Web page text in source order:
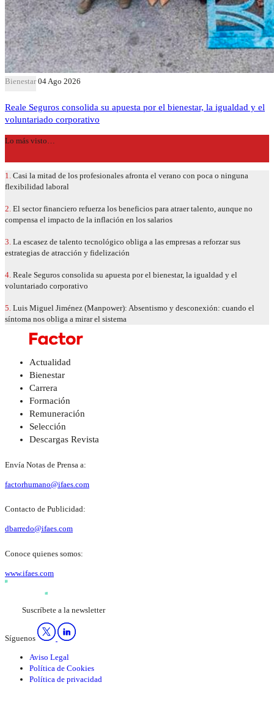
Bienestar 04 Ago 2026
Reale Seguros consolida su apuesta por el bienestar, la igualdad y el
voluntariado corporativo
Lo más visto…
1. Casi la mitad de los profesionales afronta el verano con poca o ninguna
flexibilidad laboral
2. El sector financiero refuerza los beneficios para atraer talento, aunque no
compensa el impacto de la inflación en los salarios
3. La escasez de talento tecnológico obliga a las empresas a reforzar sus
estrategias de atracción y fidelización
4. Reale Seguros consolida su apuesta por el bienestar, la igualdad y el
voluntariado corporativo
5. Luis Miguel Jiménez (Manpower): Absentismo y desconexión: cuando el
síntoma nos obliga a mirar el sistema
Actualidad
Bienestar
Carrera
Formación
Remuneración
Selección
Descargas Revista
Envía Notas de Prensa a:
factorhumano@ifaes.com
Contacto de Publicidad:
dbarredo@ifaes.com
Conoce quienes somos:
www.ifaes.com
Suscríbete a la newsletter
Síguenos
Aviso Legal
Política de Cookies
Política de privacidad